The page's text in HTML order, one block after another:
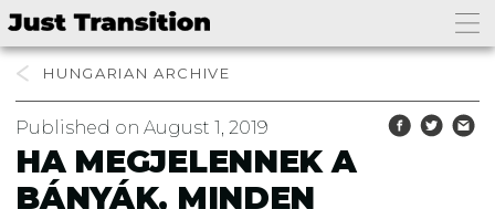
HUNGARIAN
Published on August 1, 2019
HA MEGJELENNEK A
BÁNYÁK, MINDEN